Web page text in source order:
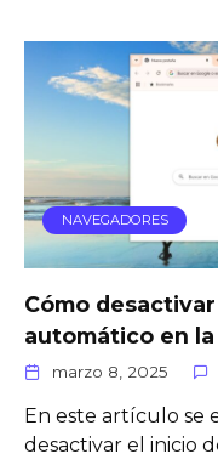
NAVEGADORES
Cómo
automático en
marzo 8, 2025
En este artículo se
desactivar el inicio